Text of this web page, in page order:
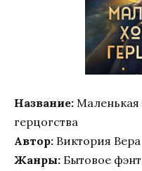
Название: Маленькая
герцогства
Автор: Виктория Вера
Жанры: Бытовое